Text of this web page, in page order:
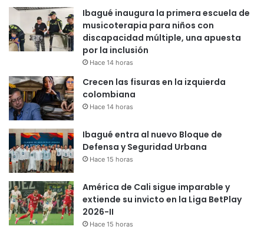
Ibagué inaugura la primera escuela de
musicoterapia para niños con
discapacidad múltiple, una apuesta
por la inclusión
Hace 14 horas
Crecen las fisuras en la izquierda
colombiana
Hace 14 horas
Ibagué entra al nuevo Bloque de
Defensa y Seguridad Urbana
Hace 15 horas
América de Cali sigue imparable y
extiende su invicto en la Liga BetPlay
2026-II
Hace 15 horas